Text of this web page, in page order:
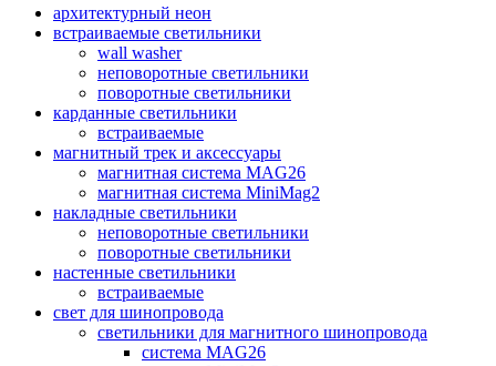
на
странице
архитектурный неон
встраиваемые светильники
wall washer
неповоротные светильники
поворотные светильники
карданные светильники
встраиваемые
магнитный трек и аксессуары
магнитная система MAG26
магнитная система MiniMag2
накладные светильники
неповоротные светильники
поворотные светильники
настенные светильники
встраиваемые
свет для шинопровода
светильники для магнитного шинопровода
система MAG26